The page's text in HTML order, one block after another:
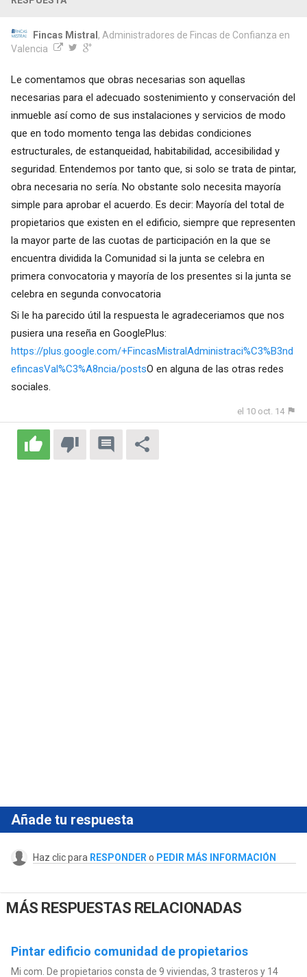
Fincas Mistral , Administradores de Fincas de Confianza en
Valencia
Le comentamos que obras necesarias son aquellas
necesarias para el adecuado sostenimiento y conservación del
inmueble así como de sus instalaciones y servicios de modo
que en todo momento tenga las debidas condiciones
estructurales, de estanqueidad, habitabilidad, accesibilidad y
seguridad. Entendemos por tanto que, si solo se trata de pintar,
obra necesaria no sería. No obstante solo necesita mayoría
simple para aprobar el acuerdo. Es decir: Mayoría del total de
propietarios que existen en el edificio, siempre que representen
la mayor parte de las cuotas de participación en la que se
encuentra dividida la Comunidad si la junta se celebra en
primera convocatoria y mayoría de los presentes si la junta se
celebra en segunda convocatoria
Si le ha parecido útil la respuesta le agradeceriamos que nos
pusiera una reseña en GooglePlus:
https://plus.google.com/+FincasMistralAdministraci%C3%B3nd
efincasVal%C3%A8ncia/postsO en alguna de las otras redes
sociales.
el 10 oct. 14
Añade tu respuesta
Haz clic para RESPONDER o PEDIR MÁS INFORMACIÓN
MÁS RESPUESTAS RELACIONADAS
Pintar edificio comunidad de propietarios
Mi com. De propietarios consta de 9 viviendas, 3 trasteros y 14